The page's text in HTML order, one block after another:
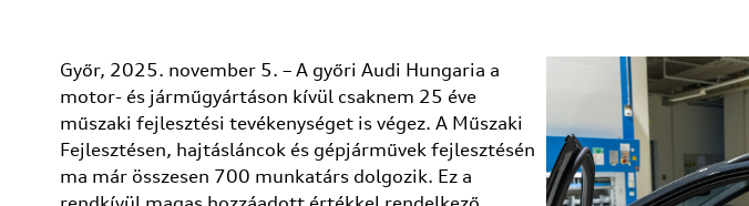
Győr, 2025. november 5. – A győri Audi Hungaria a
motor- és járműgyártáson kívül csaknem 25 éve
műszaki fejlesztési tevékenységet is végez. A Műszaki
Fejlesztésen, hajtásláncok és gépjárművek fejlesztésén
ma már összesen 700 munkatárs dolgozik. Ez a